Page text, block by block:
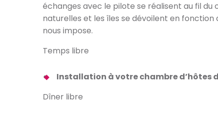
échanges avec le pilote se réalisent au fil du
naturelles et les îles se dévoilent en fonction
nous impose.
Temps libre
Installation à votre chambre d’hôtes
Dîner libre